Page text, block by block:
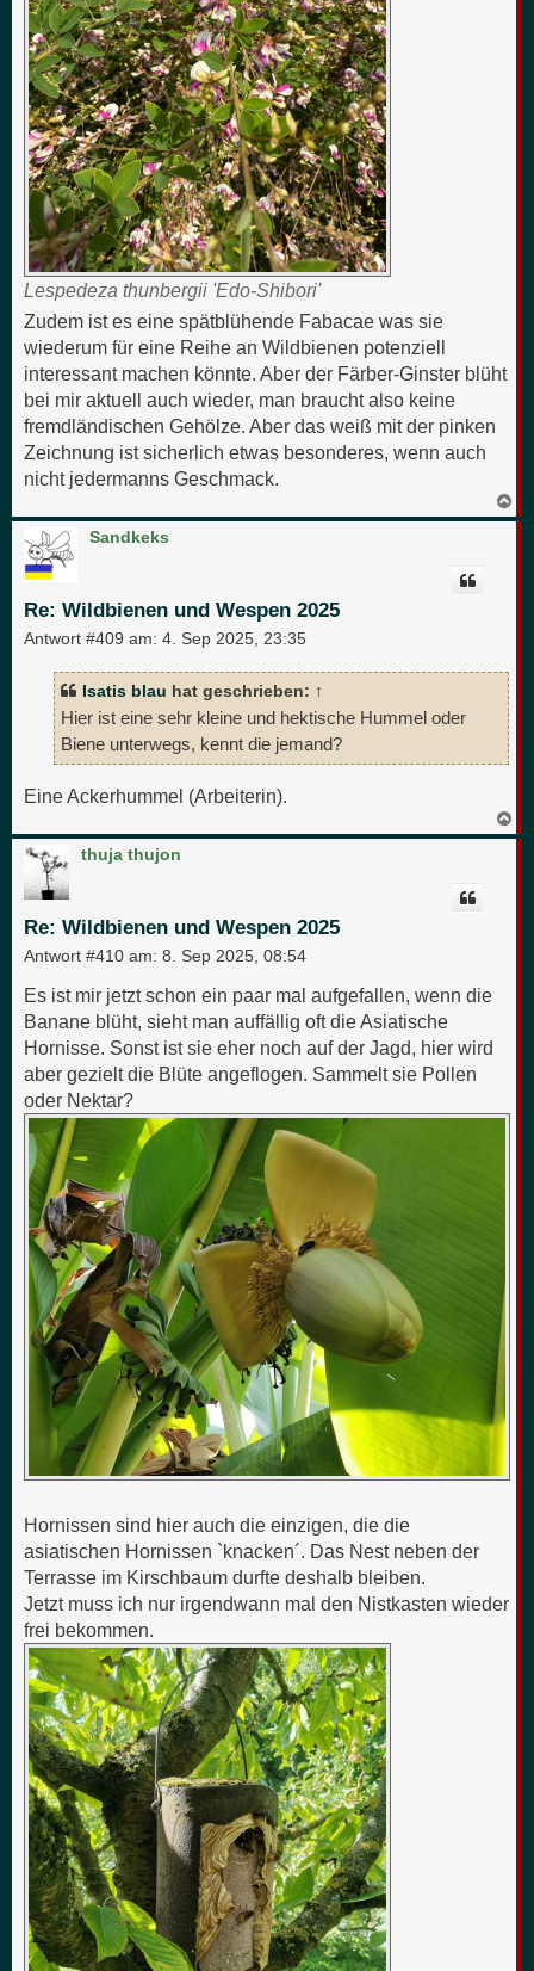
Lespedeza thunbergii 'Edo-Shibori'
Zudem ist es eine spätblühende Fabacae was sie
wiederum für eine Reihe an Wildbienen potenziell
interessant machen könnte. Aber der Färber-Ginster blüht
bei mir aktuell auch wieder, man braucht also keine
fremdländischen Gehölze. Aber das weiß mit der pinken
Zeichnung ist sicherlich etwas besonderes, wenn auch
nicht jedermanns Geschmack.
a
Sandkeks
Re: Wildbienen und Wespen 2025
Antwort #409 am: 4. Sep 2025, 23:35
Isatis blau hat geschrieben: ↑
Hier ist eine sehr kleine und hektische Hummel oder
Biene unterwegs, kennt die jemand?
Eine Ackerhummel (Arbeiterin).
a
thuja thujon
Re: Wildbienen und Wespen 2025
Antwort #410 am: 8. Sep 2025, 08:54
Es ist mir jetzt schon ein paar mal aufgefallen, wenn die
Banane blüht, sieht man auffällig oft die Asiatische
Hornisse. Sonst ist sie eher noch auf der Jagd, hier wird
aber gezielt die Blüte angeflogen. Sammelt sie Pollen
oder Nektar?
Hornissen sind hier auch die einzigen, die die
asiatischen Hornissen `knacken´. Das Nest neben der
Terrasse im Kirschbaum durfte deshalb bleiben.
Jetzt muss ich nur irgendwann mal den Nistkasten wieder
frei bekommen.